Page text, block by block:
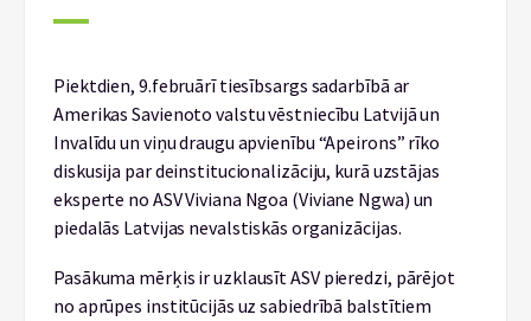
Piektdien, 9.februārī tiesībsargs sadarbībā ar
Amerikas Savienoto valstu vēstniecību Latvijā un
Invalīdu un viņu draugu apvienību “Apeirons” rīko
diskusija par deinstitucionalizāciju, kurā uzstājas
eksperte no ASV Viviana Ngoa (Viviane Ngwa) un
piedalās Latvijas nevalstiskās organizācijas.
Pasākuma mērķis ir uzklausīt ASV pieredzi, pārējot
no aprūpes institūcijās uz sabiedrībā balstītiem